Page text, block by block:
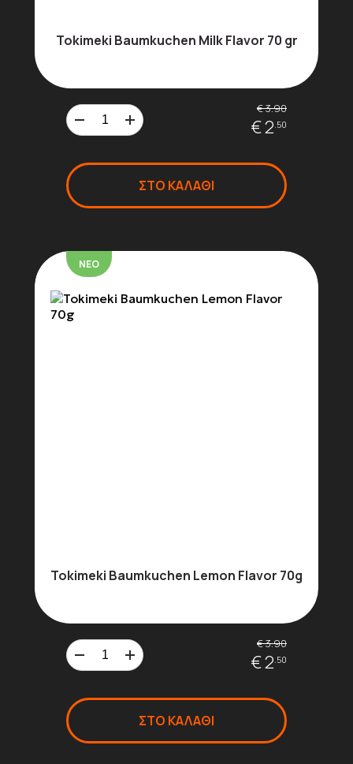
Tokimeki Baumkuchen Milk Flavor 70 gr
€ 3.90
€ 2.50
ΣΤΟ ΚΑΛΑΘΙ
ΝΕΟ
Tokimeki Baumkuchen Lemon Flavor 70g
€ 3.90
€ 2.50
ΣΤΟ ΚΑΛΑΘΙ